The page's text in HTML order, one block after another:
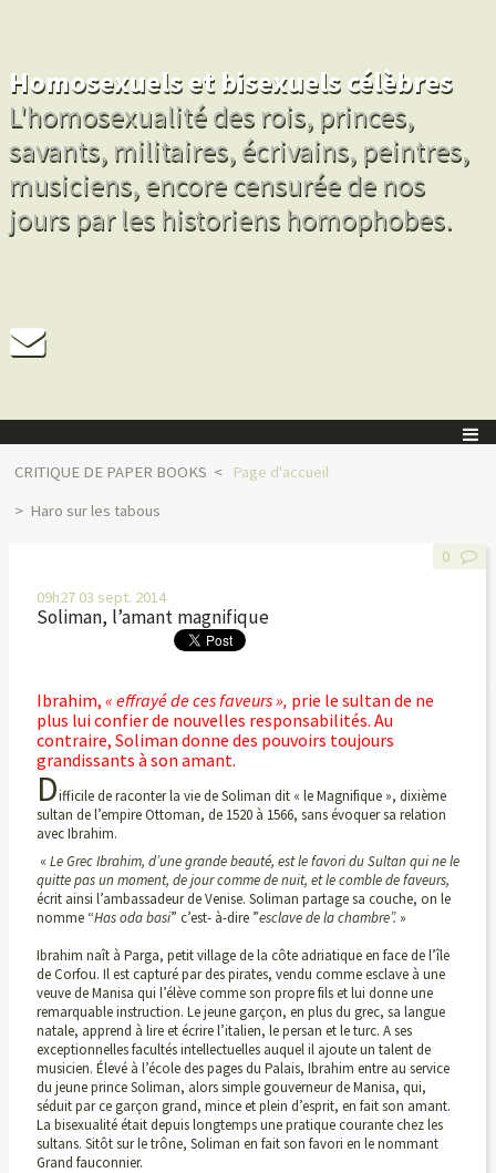
Homosexuels et bisexuels célèbres
L'homosexualité des rois, princes,
savants, militaires, écrivains, peintres,
musiciens, encore censurée de nos
jours par les historiens homophobes.
CRITIQUE DE PAPER BOOKS
Page d'accueil
Haro sur les tabous
09h27 03 sept. 2014
Soliman, l’amant magnifique
Ibrahim, « effrayé de ces faveurs », prie le sultan de ne
plus lui confier de nouvelles responsabilités. Au
contraire, Soliman donne des pouvoirs toujours
grandissants à son amant.
Difficile de raconter la vie de Soliman dit « le Magnifique », dixième
sultan de l’empire Ottoman, de 1520 à 1566, sans évoquer sa relation
avec Ibrahim.
« Le Grec Ibrahim, d’une grande beauté, est le favori du Sultan qui ne le
quitte pas un moment, de jour comme de nuit, et le comble de faveurs,
écrit ainsi l’ambassadeur de Venise. Soliman partage sa couche, on le
nomme “Has oda basi” c’est- à-dire ”esclave de la chambre”. »
Ibrahim naît à Parga, petit village de la côte adriatique en face de l’île
de Corfou. Il est capturé par des pirates, vendu comme esclave à une
veuve de Manisa qui l’élève comme son propre fils et lui donne une
remarquable instruction. Le jeune garçon, en plus du grec, sa langue
natale, apprend à lire et écrire l’italien, le persan et le turc. A ses
exceptionnelles facultés intellectuelles auquel il ajoute un talent de
musicien. Élevé à l’école des pages du Palais, Ibrahim entre au service
du jeune prince Soliman, alors simple gouverneur de Manisa, qui,
séduit par ce garçon grand, mince et plein d’esprit, en fait son amant.
La bisexualité était depuis longtemps une pratique courante chez les
sultans. Sitôt sur le trône, Soliman en fait son favori en le nommant
Grand fauconnier.
0